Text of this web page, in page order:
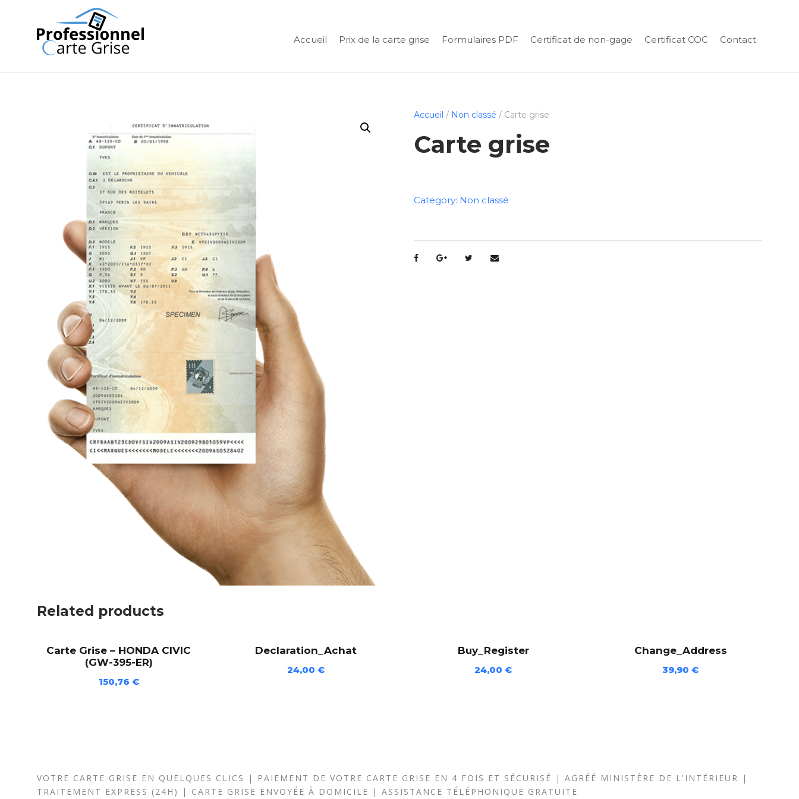
Accueil Prix de la carte grise Formulaires PDF Certificat de non-gage Certificat COC Contact
Accueil / Non classé / Carte grise
Carte grise
Category: Non classé
Related products
Carte Grise – HONDA CIVIC
(GW-395-ER)
150,76 €
Declaration_Achat
24,00 €
Buy_Register
24,00 €
Change_Address
39,90 €
VOTRE CARTE GRISE EN QUELQUES CLICS | PAIEMENT DE VOTRE CARTE GRISE EN 4 FOIS ET SÉCURISÉ | AGRÉÉ MINISTÈRE DE L'INTÉRIEUR |
TRAITEMENT EXPRESS (24H) | CARTE GRISE ENVOYÉE À DOMICILE | ASSISTANCE TÉLÉPHONIQUE GRATUITE